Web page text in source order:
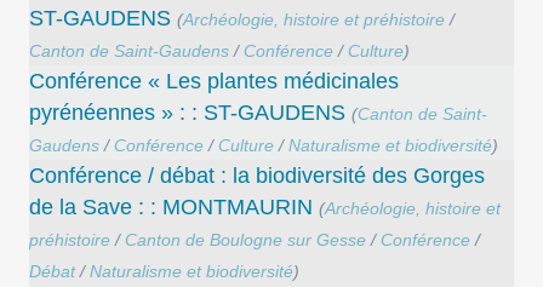
ST-GAUDENS (Archéologie, histoire et préhistoire /
Canton de Saint-Gaudens / Conférence / Culture)
Conférence « Les plantes médicinales
pyrénéennes » : : ST-GAUDENS (Canton de Saint-
Gaudens / Conférence / Culture /Naturalisme et biodiversité)
Conférence / débat : la biodiversité des Gorges
de la Save : : MONTMAURIN (Archéologie, histoire et
préhistoire / Canton de Boulogne sur Gesse / Conférence /
Débat/Naturalisme et biodiversité)